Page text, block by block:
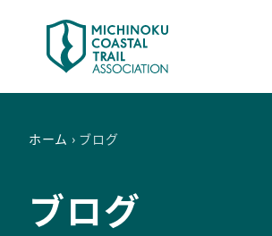
ホーム › ブログ
ブログ